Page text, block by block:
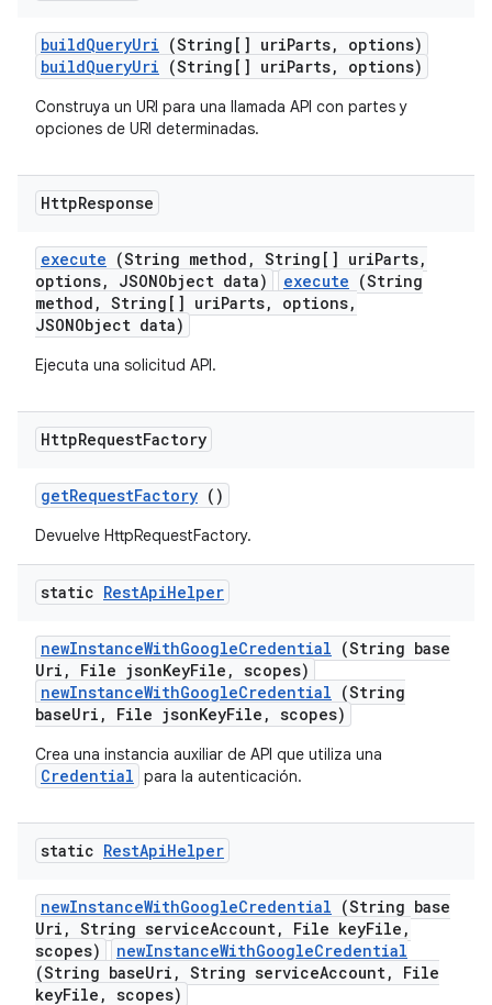
buildQueryUri (String[] uriParts,
options)
buildQueryUri (String[] uriParts, options)
Construya un URI para una llamada API con partes y
opciones de URI determinadas.
HttpResponse
execute (String method , String[] uriParts,
options, JSONObject data) execute (String
method, String[] uriParts, options,
JSONObject data)
Ejecuta una solicitud API.
HttpRequestFactory
getRequestFactory ()
Devuelve HttpRequestFactory.
static RestApiHelper
newInstanceWithGoogleCredential (String base
Uri , File jsonKeyFile , scopes)
newInstanceWithGoogleCredential (String
baseUri, File jsonKeyFile, scopes)
Crea una instancia auxiliar de API que utiliza una
Credential para la autenticación.
static RestApiHelper
newInstanceWithGoogleCredential (String base
Uri , String serviceAccount, File keyFile ,
scopes)
newInstanceWithGoogleCredential
(String baseUri, String serviceAccount, File
keyFile, scopes)